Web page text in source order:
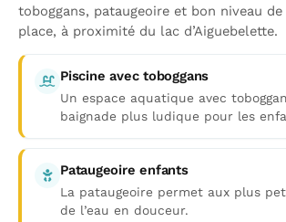
toboggans, pataugeoire et bon niveau
place, à proximité du lac d’Aiguebelette.
Piscine avec toboggans
Un espace aquatique avec
baignade plus ludique pour les
Pataugeoire enfants
La pataugeoire permet aux plus
de l’eau en douceur.